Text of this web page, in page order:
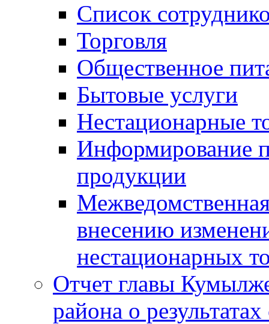
Список
Торговля
Общественное
Бытовые услуги
Нестационарные
Информирование
продукции
внесению
нестационарных
Отчет главы
района о